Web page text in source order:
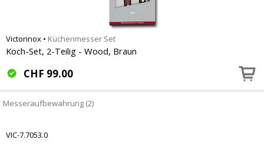
Victorinox • Küchenmesser Set
Koch-Set, 2-Teilig - Wood, Braun
CHF 99.00
Messeraufbewahrung (2)
VIC-7.7053.0